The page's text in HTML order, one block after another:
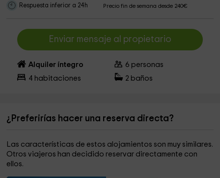
Respuesta inferior a 24h Precio fin de semana desde 240€
Enviar mensaje al propietario
Alquiler íntegro 6 personas
4 habitaciones 2 baños
¿Preferirías hacer una reserva directa?
Las características de estos alojamientos son muy similares.
Otros viajeros han decidido reservar directamente con
ellos.